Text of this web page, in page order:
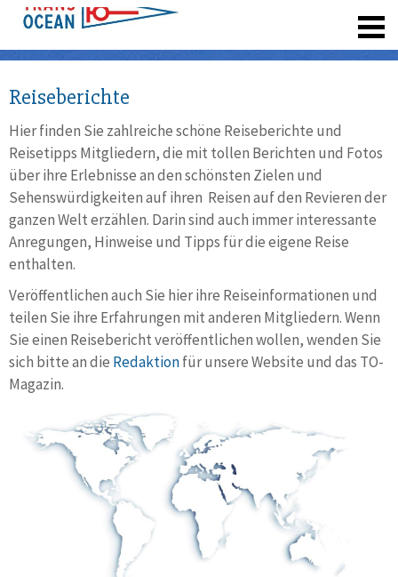
Reiseberichte
Hier finden Sie zahlreiche schöne Reiseberichte und
Reisetipps Mitgliedern, die mit tollen Berichten und Fotos
über ihre Erlebnisse an den schönsten Zielen und
Sehenswürdigkeiten auf ihren Reisen auf den Revieren der
ganzen Welt erzählen. Darin sind auch immer interessante
Anregungen, Hinweise und Tipps für die eigene Reise
enthalten.
Veröffentlichen auch Sie hier ihre Reiseinformationen und
teilen Sie ihre Erfahrungen mit anderen Mitgliedern. Wenn
Sie einen Reisebericht veröffentlichen wollen, wenden Sie
sich bitte an die Redaktionfür unsere Website und das TO-
Magazin.